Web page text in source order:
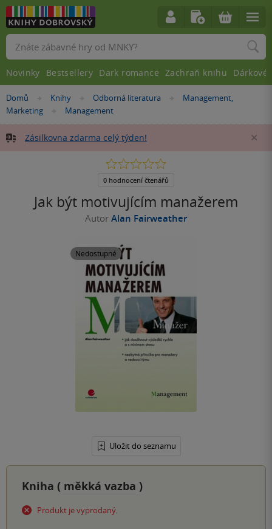
Nacházíte
se
Domů »Knihy »Odborná literatura »
Management,
Marketing
»
Management
Zásilkovna zdarma celý týden!
Jak být motivujícím manažerem
Autor Alan Fairweather
Nedostupné
Uložit do seznamu
0.0
5
0 hodnocení čtenářů
Kniha ( měkká vazba )
Produkt je vyprodaný.
Vyhledávání
Novinky Bestsellery Dark romance Zachraň knihu Dárkové